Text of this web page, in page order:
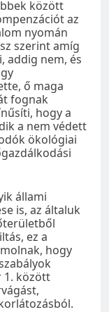
között
az
nyomán
szerint amíg
addig nem, és
ő maga
fognak
hogy a
a nem védett
ökológiai
állami
is, az általuk
ez a
hogy
1. között